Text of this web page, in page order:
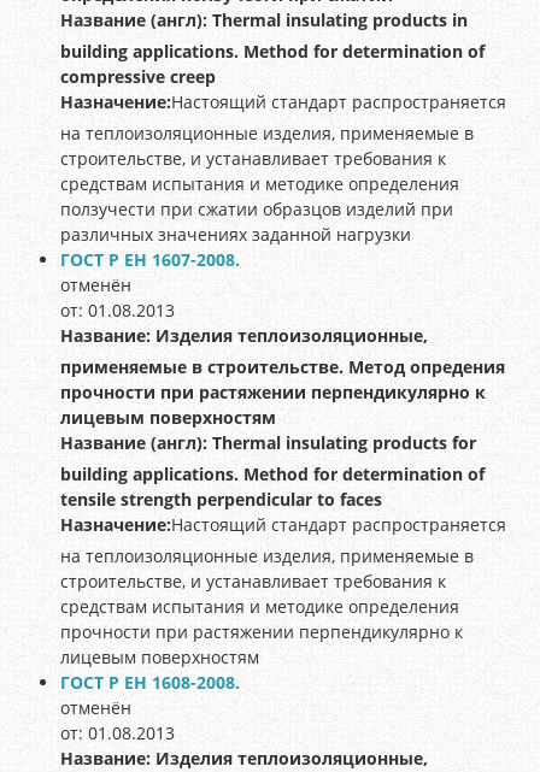
Название (англ): Thermal insulating products in
building applications. Method for determination of
compressive creep
Назначение:Настоящий стандарт распространяется
на теплоизоляционные изделия, применяемые в
строительстве, и устанавливает требования к
средствам испытания и методике определения
ползучести при сжатии образцов изделий при
различных значениях заданной нагрузки
ГОСТ Р ЕН 1607-2008.
отменён
от: 01.08.2013
Название: Изделия теплоизоляционные,
применяемые в строительстве. Метод опредения
прочности при растяжении перпендикулярно к
лицевым поверхностям
Название (англ): Thermal insulating products for
building applications. Method for determination of
tensile strength perpendicular to faces
Назначение:Настоящий стандарт распространяется
на теплоизоляционные изделия, применяемые в
строительстве, и устанавливает требования к
средствам испытания и методике определения
прочности при растяжении перпендикулярно к
лицевым поверхностям
ГОСТ Р ЕН 1608-2008.
отменён
от: 01.08.2013
Название: Изделия теплоизоляционные,